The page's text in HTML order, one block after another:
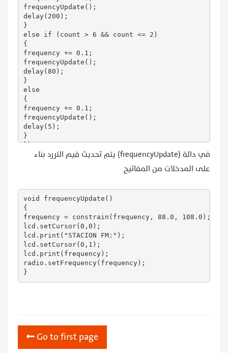
frequencyUpdate();
delay(200);
}
else if (count > 6 && count <= 2)
{
frequency += 0.1;
frequencyUpdate();
delay(80);
}
else
{
frequency += 0.1;
frequencyUpdate();
delay(5);
}
}}
{
count = 0;
while (digitalRead(fDOWN))
{
count--;
if(count < 0 && count >= -6)
{
frequency -= 0.1;
frequencyUpdate();
delay(200);
}
}
else
في دالة (frequencyUpdate) يتم تحديث قيم التررد بناء
على المدخلات من المفاتيح
void frequencyUpdate()
{
frequency = constrain(frequency, 88.0, 108.0);
lcd.setCursor(0,0);
lcd.print("STACION FM:");
lcd.setCursor(0,1);
lcd.print(frequency);
radio.setFrequency(frequency);
}
Go to first page